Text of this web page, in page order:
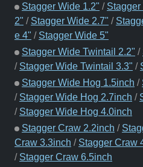
Stagger Wide 1.2" / Stagger
2" / Stagger Wide 2.7" /
e 4" / Stagger Wide 5"
Stagger Wide Twintail 2.2" /
/ Stagger Wide Twintail 3.3" /
Stagger Wide Hog 1.5inch /
/ Stagger Wide Hog 2.7inch /
/ Stagger Wide Hog 4.0inch
Stagger Craw 2.2inch /
Craw 3.3inch / Stagger Craw
/ Stagger Craw 6.5inch